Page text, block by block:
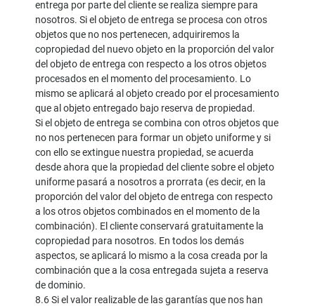
entrega por parte del cliente se realiza siempre para
nosotros. Si el objeto de entrega se procesa con otros
objetos que no nos pertenecen, adquiriremos la
copropiedad del nuevo objeto en la proporción del valor
del objeto de entrega con respecto a los otros objetos
procesados en el momento del procesamiento. Lo
mismo se aplicará al objeto creado por el procesamiento
que al objeto entregado bajo reserva de propiedad.
Si el objeto de entrega se combina con otros objetos que
no nos pertenecen para formar un objeto uniforme y si
con ello se extingue nuestra propiedad, se acuerda
desde ahora que la propiedad del cliente sobre el objeto
uniforme pasará a nosotros a prorrata (es decir, en la
proporción del valor del objeto de entrega con respecto
a los otros objetos combinados en el momento de la
combinación). El cliente conservará gratuitamente la
copropiedad para nosotros. En todos los demás
aspectos, se aplicará lo mismo a la cosa creada por la
combinación que a la cosa entregada sujeta a reserva
de dominio.
8.6 Si el valor realizable de las garantías que nos han